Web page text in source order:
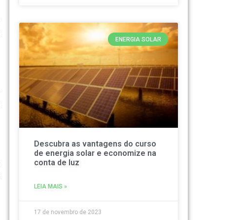
ENERGIA SOLAR
Descubra as vantagens do curso
de energia solar e economize na
conta de luz
LEIA MAIS »
17 de novembro de 2023